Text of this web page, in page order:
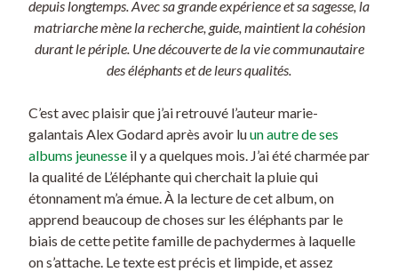
depuis longtemps. Avec sa grande expérience et sa sagesse, la
matriarche mène la recherche, guide, maintient la cohésion
durant le périple. Une découverte de la vie communautaire
des éléphants et de leurs qualités.
C’est avec plaisir que j’ai retrouvé l’auteur marie-
galantais Alex Godard après avoir luun autre de ses
albums jeunesse il y a quelques mois. J’ai été charmée par
la qualité de L’éléphante qui cherchait la pluie qui
étonnament m’a émue. À la lecture de cet album, on
apprend beaucoup de choses sur les éléphants par le
biais de cette petite famille de pachydermes à laquelle
on s’attache. Le texte est précis et limpide, et assez